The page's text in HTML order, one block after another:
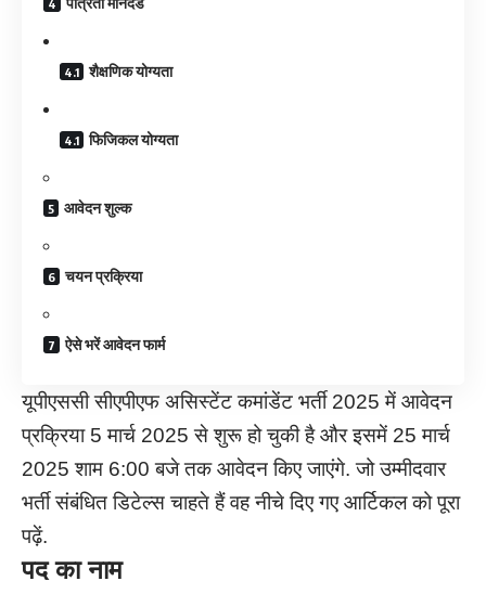
शैक्षणिक योग्यता
फिजिकल योग्यता
आवेदन शुल्क
चयन प्रक्रिया
ऐसे भरें आवेदन फार्म
यूपीएससी सीएपीएफ असिस्टेंट कमांडेंट भर्ती 2025 में आवेदन
प्रक्रिया 5 मार्च 2025 से शुरू हो चुकी है और इसमें 25 मार्च
2025 शाम 6:00 बजे तक आवेदन किए जाएंगे. जो उम्मीदवार
भर्ती संबंधित डिटेल्स चाहते हैं वह नीचे दिए गए आर्टिकल को पूरा
पढ़ें.
पद का नाम